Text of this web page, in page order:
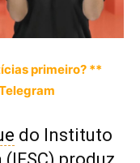
primeiro? **
do Instituto